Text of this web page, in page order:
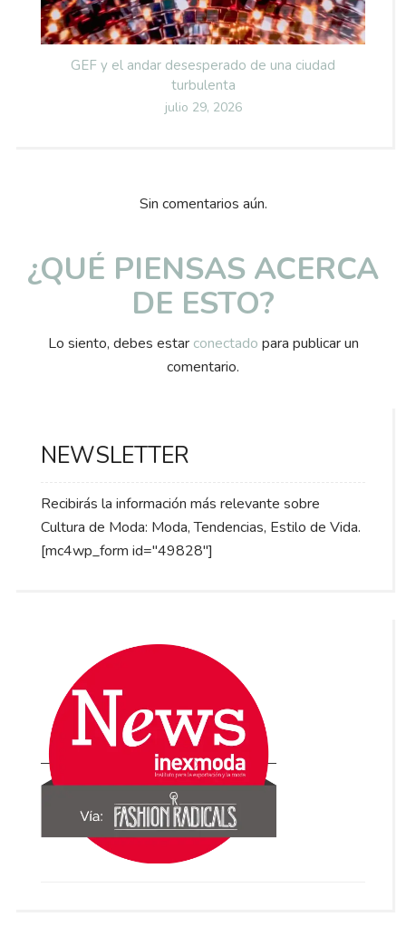
GEF y el andar desesperado de una ciudad
turbulenta
Posted
julio 29, 2026
Sin comentarios aún.
¿QUÉ PIENSAS ACERCA
DE ESTO?
Lo siento, debes estar conectado para publicar un
comentario.
NEWSLETTER
Recibirás la información más relevante sobre
Cultura de Moda: Moda, Tendencias, Estilo de Vida.
[mc4wp_form id="49828"]